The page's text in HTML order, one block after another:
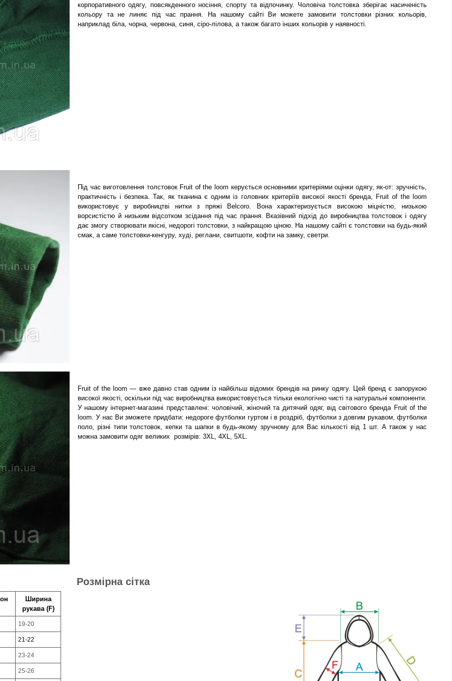
корпоративного одягу, повсякденного носіння, спорту та відпочинку. Чоловіча толстовка зберігає насиченість
кольору та не линяє під час прання. На нашому сайті Ви можете замовити толстовки різних кольорів,
наприклад біла, чорна, червона, синя, сіро-лілова, а також багато інших кольорів у наявності.
Під час виготовлення толстовок Fruit of the loom керується основними критеріями оцінки одягу, як-от: зручність,
практичність і безпека. Так, як тканина є одним із головних критеріїв високої якості бренда, Fruit of the loom
використовує у виробництві нитки з пряжі Belcoro. Вона характеризується високою міцністю, низькою
ворсистістю й низьким відсотком зсідання під час прання. Вказівний підхід до виробництва толстовок і одягу
дає змогу створювати якісні, недорогі толстовки, з найкращою ціною. На нашому сайті є толстовки на будь-який
смак, а саме толстовки-кенгуру, худі, реглани, свитшоти, кофти на замку, светри.
Fruit of the loom — вже давно став одним із найбільш відомих брендів на ринку одягу. Цей бренд є запорукою
високої якості, оскільки під час виробництва використовується тільки екологічно чисті та натуральні компоненти.
У нашому інтернет-магазині представлені: чоловічий, жіночий та дитячий одяг, від світового бренда Fruit of the
loom. У нас Ви зможете придбати: недороге футболки гуртом і в роздріб, футболки з довгим рукавом, футболки
поло, різні типи толстовок, кепки та шапки в будь-якому зручному для Вас кількості від 1 шт. А також у нас
можна замовити одяг великих розмірів: 3XL, 4XL, 5XL.
Розмірна сітка
Ширина
рукава(F)
19-20
21-22
23-24
25-26